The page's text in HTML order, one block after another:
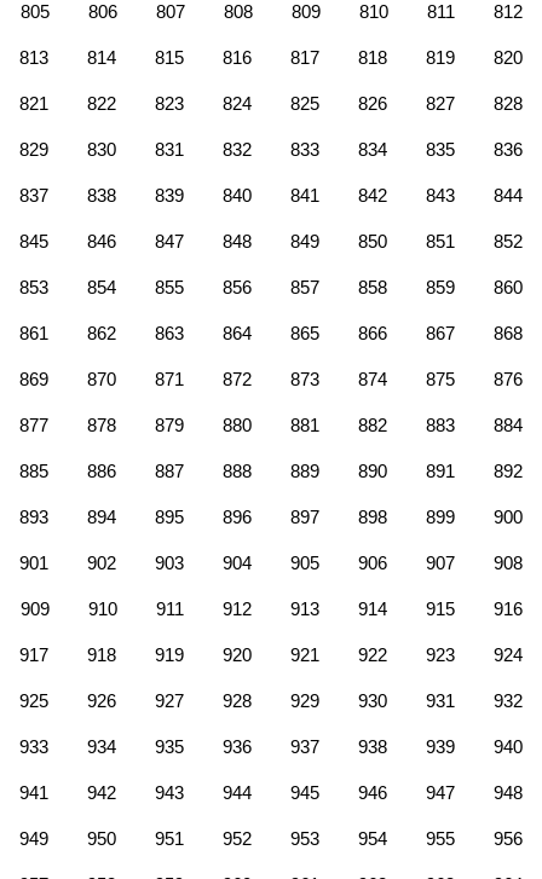
805 806 807 808 809 810 811 812
813 814 815 816 817 818 819 820
821 822 823 824 825 826 827 828
829 830 831 832 833 834 835 836
837 838 839 840 841 842 843 844
845 846 847 848 849 850 851 852
853 854 855 856 857 858 859 860
861 862 863 864 865 866 867 868
869 870 871 872 873 874 875 876
877 878 879 880 881 882 883 884
885 886 887 888 889 890 891 892
893 894 895 896 897 898 899 900
901 902 903 904 905 906 907 908
909 910 911 912 913 914 915 916
917 918 919 920 921 922 923 924
925 926 927 928 929 930 931 932
933 934 935 936 937 938 939 940
941 942 943 944 945 946 947 948
949 950 951 952 953 954 955 956